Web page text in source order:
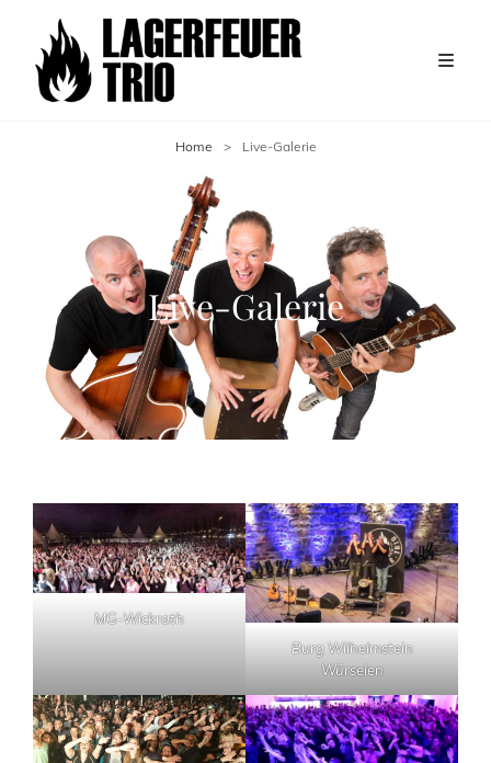
Home > Live-Galerie
Live-Galerie
MG-Wickrath
Burg Wilhelmstein
Würselen